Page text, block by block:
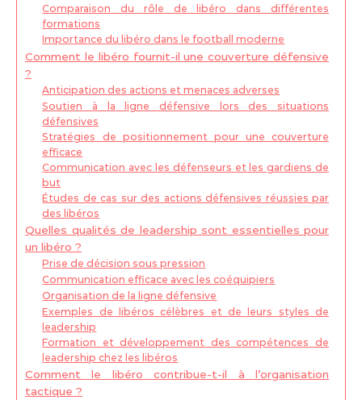
Comparaison du rôle de libéro dans différentes
formations
Importance du libéro dans le football moderne
Comment le libéro fournit-il une couverture défensive
?
Anticipation des actions et menaces adverses
Soutien à la ligne défensive lors des situations
défensives
Stratégies de positionnement pour une couverture
efficace
Communication avec les défenseurs et les gardiens de
but
Études de cas sur des actions défensives réussies par
des libéros
Quelles qualités de leadership sont essentielles pour
un libéro ?
Prise de décision sous pression
Communication efficace avec les coéquipiers
Organisation de la ligne défensive
Exemples de libéros célèbres et de leurs styles de
leadership
Formation et développement des compétences de
leadership chez les libéros
Comment le libéro contribue-t-il à l’organisation
tactique ?